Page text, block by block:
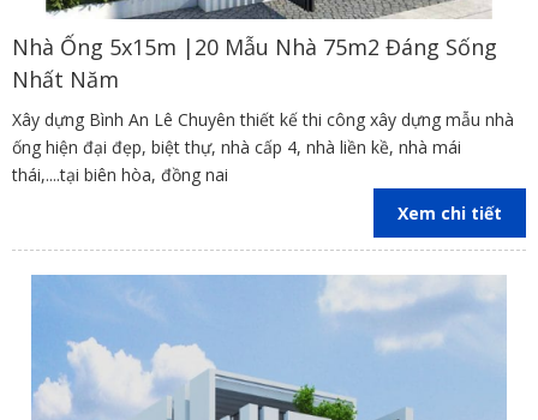
Nhà Ống 5x15m |20 Mẫu Nhà 75m2 Đáng Sống
Nhất Năm
Xây dựng Bình An Lê Chuyên thiết kế thi công xây dựng mẫu nhà
ống hiện đại đẹp, biệt thự, nhà cấp 4, nhà liền kề, nhà mái
thái,....tại biên hòa, đồng nai
Xem chi tiết